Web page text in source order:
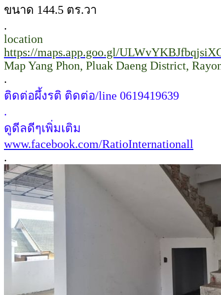
ขนาด 144.5 ตร.วา
.
location
https://maps.app.goo.gl/
Map Yang Phon, Pluak Daeng District,
.
ติดต่อผึ้งรติ ติดต่อ/line 0619419639
.
ดูดีลดีๆเพิ่มเติม
www.facebook.com/RatioInternationall
.